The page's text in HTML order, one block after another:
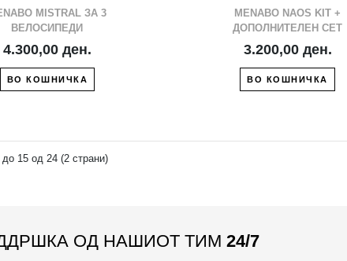
MISTRAL ЗА 3
ВЕЛОСИПЕДИ
4.300,00 ден.
ВО КОШНИЧКА
MENABO NAOS KIT +
ДОПОЛНИТЕЛЕН СЕТ
3.200,00 ден.
ВО КОШНИЧКА
15 од 24 (2 страни)
ОД НАШИОТ ТИМ 24/7